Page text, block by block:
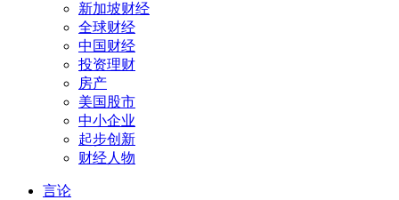
新加坡财经
全球财经
中国财经
投资理财
房产
美国股市
中小企业
起步创新
财经人物
言论